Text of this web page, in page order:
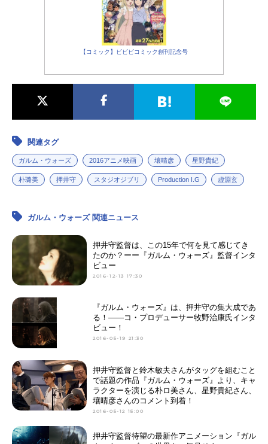
【コミック】ビビビコミック創刊記念号
関連タグ
ガルム・ウォーズ 2016アニメ映画 壤晴彦 星野貴紀
朴璐美 押井守 スタジオジブリ Production I.G 虚淵玄
ガルム・ウォーズ 関連ニュース
押井守監督は、この15年で何を見て感じてき
たのか？ーー『ガルム・ウォーズ』監督インタ
ビュー
2016-12-13 17:30
『ガルム・ウォーズ』は、押井守の集大成であ
る！――コ・プロデューサー牧野治康氏インタ
ビュー！
2016-05-19 21:30
押井守監督と鈴木敏夫さんがタッグを組むこと
で話題の作品『ガルム・ウォーズ』より、キャ
ラクターを演じる朴ロ美さん、星野貴紀さん、
壤晴彦さんのコメント到着！
2016-05-12 15:00
押井守監督待望の最新作アニメーション『ガル